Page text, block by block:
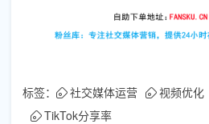
标签： 社交媒体运营 视频优化
TikTok分享率